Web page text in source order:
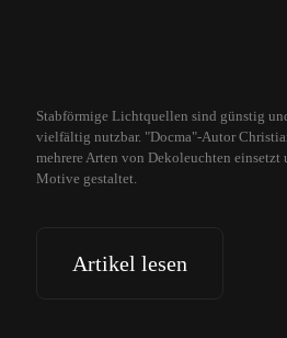
Stabförmige Lichtquellen sind günstig
vielfältig nutzbar. "Docma"-Autor
mehrere Arten von Dekoleuchten einsetzt
Motive gestaltet.
Artikel lesen